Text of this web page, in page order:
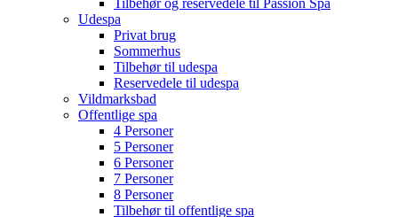
Tilbehør og reservedele til Passion Spa
Udespa
Privat brug
Sommerhus
Tilbehør til udespa
Reservedele til udespa
Vildmarksbad
Offentlige spa
4 Personer
5 Personer
6 Personer
7 Personer
8 Personer
Tilbehør til offentlige spa